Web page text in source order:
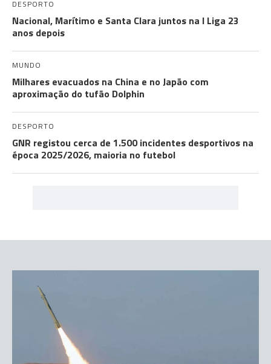
DESPORTO
Nacional, Marítimo e Santa Clara juntos na I Liga 23
anos depois
MUNDO
Milhares evacuados na China e no Japão com
aproximação do tufão Dolphin
DESPORTO
GNR registou cerca de 1.500 incidentes desportivos na
época 2025/2026, maioria no futebol